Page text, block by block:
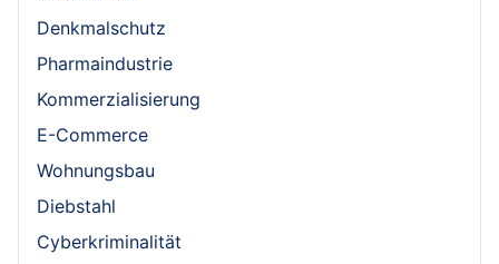
Denkmalschutz
Pharmaindustrie
Kommerzialisierung
E-Commerce
Wohnungsbau
Diebstahl
Cyberkriminalität